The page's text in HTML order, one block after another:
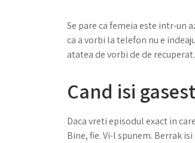
Se pare ca femeia este intr-un
ca a vorbi la telefon nu e
atatea de vorbi de de
Cand isi
Daca vreti episodul exact in
Bine, fie. Vi-l spunem. Berrak